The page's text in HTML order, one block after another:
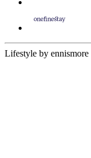
Lifestyle by ennismore